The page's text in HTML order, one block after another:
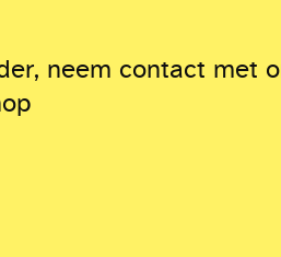
neem contact met